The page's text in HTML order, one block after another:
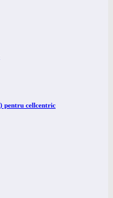
pentru cellcentric